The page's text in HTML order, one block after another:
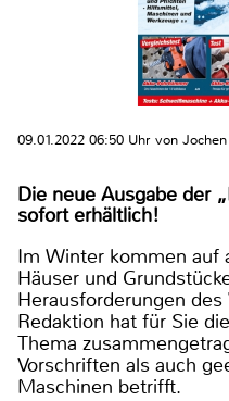
09.01.2022 06:50 Uhr von
Die neue Ausgabe der
sofort erhältlich!
Im Winter kommen auf
Häuser und
Herausforderungen
Redaktion hat für Sie
Thema
Vorschriften als auch
Maschinen betrifft.